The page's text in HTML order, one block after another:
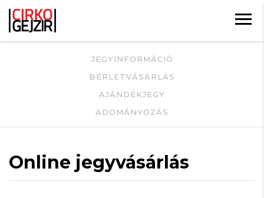
JEGYINFORMÁCIÓ
BÉRLETVÁSÁRLÁS
AJÁNDÉKJEGY
ADOMÁNYOZÁS
Online jegyvásárlás